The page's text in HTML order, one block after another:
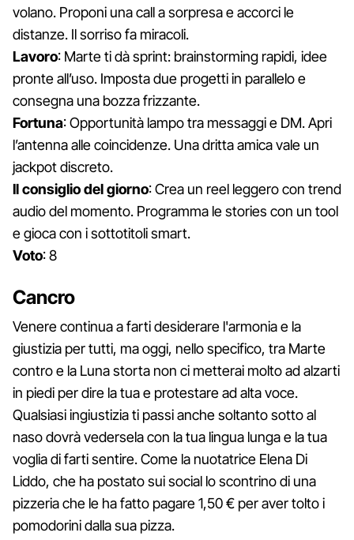
volano. Proponi una call a sorpresa e accorci le
distanze. Il sorriso fa miracoli.
Lavoro: Marte ti dà sprint: brainstorming rapidi, idee
pronte all’uso. Imposta due progetti in parallelo e
consegna una bozza frizzante.
Fortuna: Opportunità lampo tra messaggi e DM. Apri
l’antenna alle coincidenze. Una dritta amica vale un
jackpot discreto.
Il consiglio del giorno: Crea un reel leggero con trend
audio del momento. Programma le stories con un tool
e gioca con i sottotitoli smart.
Voto: 8
Cancro
Venere continua a farti desiderare l'armonia e la
giustizia per tutti, ma oggi, nello specifico, tra Marte
contro e la Luna storta non ci metterai molto ad alzarti
in piedi per dire la tua e protestare ad alta voce.
Qualsiasi ingiustizia ti passi anche soltanto sotto al
naso dovrà vedersela con la tua lingua lunga e la tua
voglia di farti sentire. Come la nuotatrice Elena Di
Liddo, che ha postato sui social lo scontrino di una
pizzeria che le ha fatto pagare 1,50 € per aver tolto i
pomodorini dalla sua pizza.